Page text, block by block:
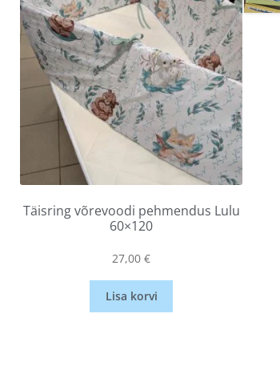
Täisring võrevoodi pehmendus Lulu
60×120
27,00€
Lisa korvi